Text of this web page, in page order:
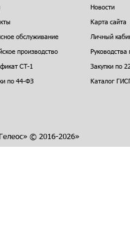
обслуживание
производство
СТ-1
по 44-ФЗ
Новости
Карта сайта
Личный
Закупки по
Каталог
© 2016-2026»